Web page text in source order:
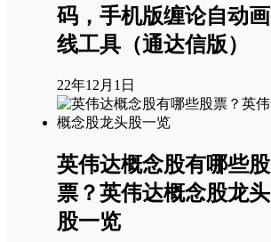
码，手机版缠论自动画
线工具（通达信版）
22年12月1日
英伟达概念股有哪些股
票？英伟达概念股龙头
股一览